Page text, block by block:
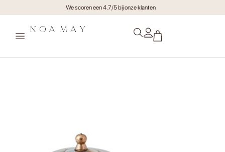
We scoren een 4.7/5 bij onze klanten